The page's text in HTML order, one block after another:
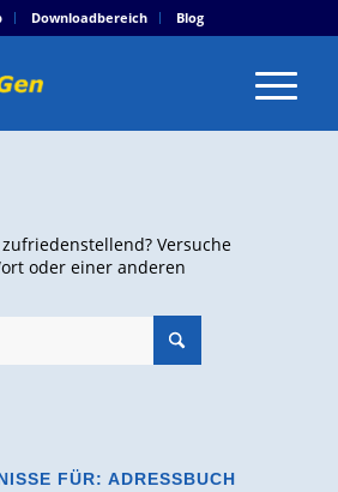
Downloadbereich Blog
Versuche
oder einer anderen
FÜR: ADRESSBUCH